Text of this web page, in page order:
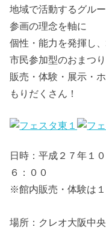
地域で活動するグル
参画の理念を軸に
個性・能力を発揮し
市民参加型のおまつり
販売・体験・展示・
もりだくさん！
日時：平成２７年１
６：００
※館内販売・体験は
場所：クレオ大阪中